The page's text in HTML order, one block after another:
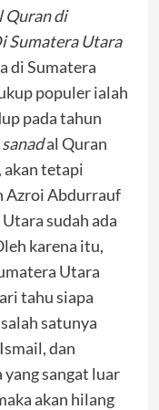
Quran di
Sumatera Utara
di Sumatera
populer ialah
pada tahun
sanadal Quran
akan tetapi
Azroi Abdurrauf
sudah ada
karena itu,
Utara
tahu siapa
satunya
dan
sangat luar
akan hilang